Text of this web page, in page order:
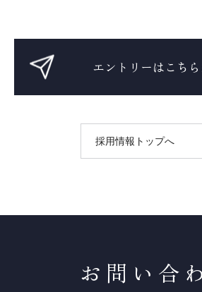
エントリーはこちら
採用情報トップへ
お問い合